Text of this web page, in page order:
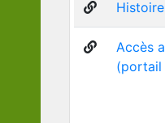
Accès
(portail